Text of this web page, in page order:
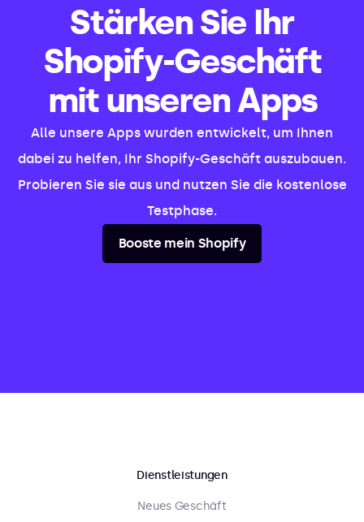
Stärken Sie Ihr
Shopify-Geschäft
mit unseren Apps
Alle unsere Apps wurden entwickelt, um Ihnen
dabei zu helfen, Ihr Shopify-Geschäft auszubauen.
Probieren Sie sie aus und nutzen Sie die kostenlose
Testphase.
Booste mein Shopify
Dienstleistungen
Neues Geschäft